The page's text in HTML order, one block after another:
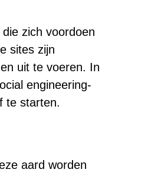
zich voordoen
sites zijn
uit te voeren. In
engineering-
te starten.
aard worden